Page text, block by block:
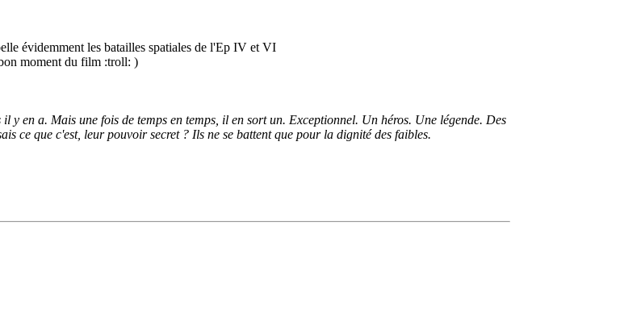
évidemment les batailles spatiales de l'Ep IV et VI
bon moment du film :troll: )
y en a. Mais une fois de temps en temps, il en sort un. Exceptionnel. Un héros. Une légende. Des
ce que c'est, leur pouvoir secret ? Ils ne se battent que pour la dignité des faibles.